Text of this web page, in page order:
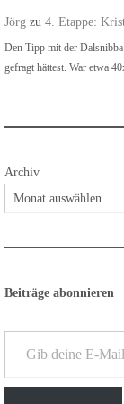
Jörg zu 4. Etappe:
Den Tipp mit der
gefragt hättest. War etwa
Archiv
Beiträge abonnieren
Gib deine E-Mail-Adresse ein ...